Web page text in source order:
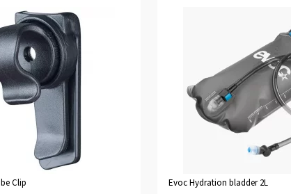
Clip Evoc Hydration bladder 2L